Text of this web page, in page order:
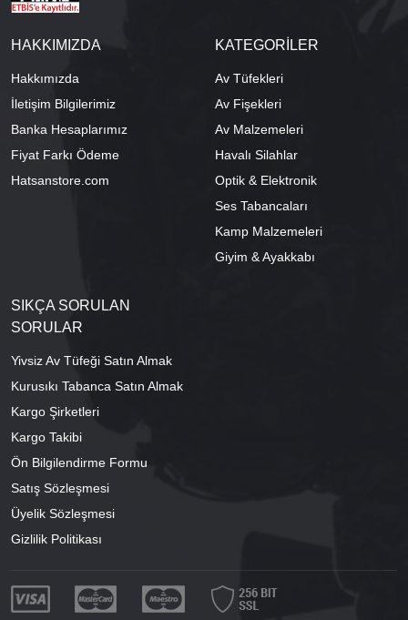
HAKKIMIZDA
Hakkımızda
İletişim Bilgilerimiz
Banka Hesaplarımız
Fiyat Farkı Ödeme
Hatsanstore.com
KATEGORİLER
Av Tüfekleri
Av Fişekleri
Av Malzemeleri
Havalı Silahlar
Optik & Elektronik
Ses Tabancaları
Kamp Malzemeleri
Giyim & Ayakkabı
SIKÇA SORULAN
SORULAR
Yivsiz Av Tüfeği Satın Almak
Kurusıkı Tabanca Satın Almak
Kargo Şirketleri
Kargo Takibi
Ön Bilgilendirme Formu
Satış Sözleşmesi
Üyelik Sözleşmesi
Gizlilik Politikası